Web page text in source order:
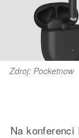
Zdroj: Pocketnow
Na konferenci